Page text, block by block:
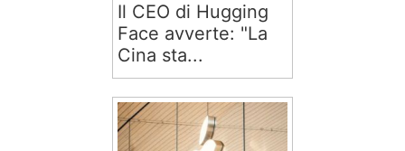
Il CEO di Hugging
Face avverte: "La
Cina sta...